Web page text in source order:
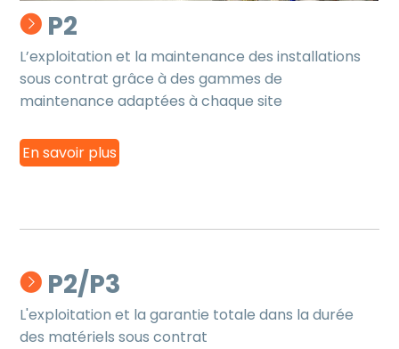
P2
L’exploitation et la maintenance des installations
sous contrat grâce à des gammes de
maintenance adaptées à chaque site
En savoir plus
P2/P3
L'exploitation et la garantie totale dans la durée
des matériels sous contrat